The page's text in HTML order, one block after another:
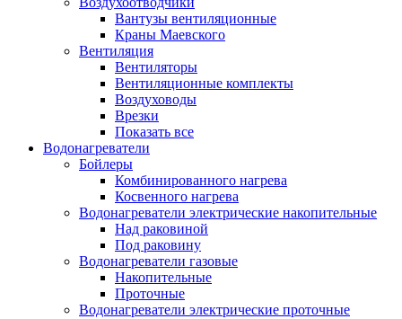
Вантузы вентиляционные
Краны Маевского
Вентиляция
Вентиляторы
Вентиляционные комплекты
Воздуховоды
Врезки
Показать все
Водонагреватели
Бойлеры
Комбинированного нагрева
Косвенного нагрева
Водонагреватели электрические накопительные
Над раковиной
Под раковину
Водонагреватели газовые
Накопительные
Проточные
Водонагреватели электрические проточные